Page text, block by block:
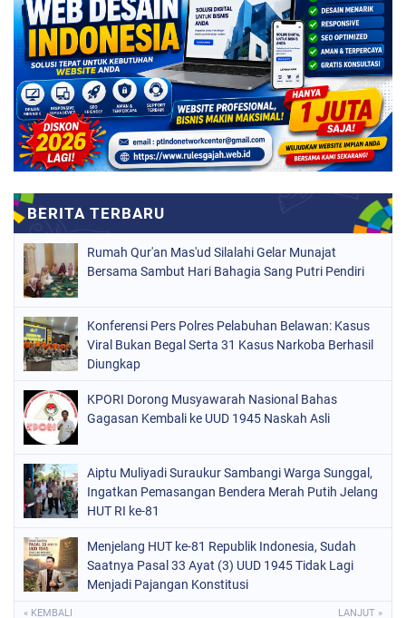
Rumah Qur'an Mas'ud Silalahi Gelar Munajat
Bersama Sambut Hari Bahagia Sang Putri Pendiri
Konferensi Pers Polres Pelabuhan Belawan: Kasus
Viral Bukan Begal Serta 31 Kasus Narkoba Berhasil
Diungkap
KPORI Dorong Musyawarah Nasional Bahas
Gagasan Kembali ke UUD 1945 Naskah Asli
Aiptu Muliyadi Suraukur Sambangi Warga Sunggal,
Ingatkan Pemasangan Bendera Merah Putih Jelang
HUT RI ke-81
Menjelang HUT ke-81 Republik Indonesia, Sudah
Saatnya Pasal 33 Ayat (3) UUD 1945 Tidak Lagi
Menjadi Pajangan Konstitusi
« KEMBALI LANJUT »